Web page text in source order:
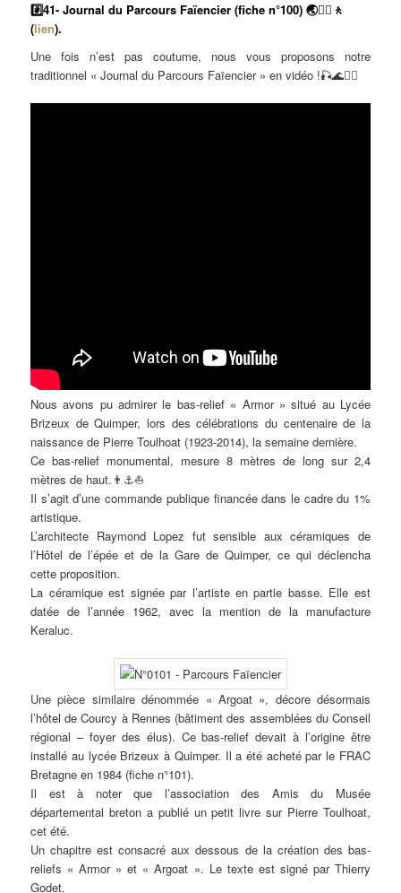
#️⃣41- Journal du Parcours Faïencier (fiche n°100) 🌏🚶‍♀️🚶
(lien).
Une fois n’est pas coutume, nous vous proposons notre
traditionnel « Journal du Parcours Faïencier » en vidéo !🎣🌊🧜‍♀️
Nous avons pu admirer le bas-relief « Armor » situé au Lycée
Brizeux de Quimper, lors des célébrations du centenaire de la
naissance de Pierre Toulhoat (1923-2014), la semaine dernière.
Ce bas-relief monumental, mesure 8 mètres de long sur 2,4
mètres de haut.👨⚓⛵
Il s’agit d’une commande publique financée dans le cadre du 1%
artistique.
L’architecte Raymond Lopez fut sensible aux céramiques de
l’Hôtel de l’épée et de la Gare de Quimper, ce qui déclencha
cette proposition.
La céramique est signée par l’artiste en partie basse. Elle est
datée de l’année 1962, avec la mention de la manufacture
Keraluc.
Une pièce similaire dénommée « Argoat », décore désormais
l’hôtel de Courcy à Rennes (bâtiment des assemblées du Conseil
régional – foyer des élus). Ce bas-relief devait à l’origine être
installé au lycée Brizeux à Quimper. Il a été acheté par le FRAC
Bretagne en 1984 (fiche n°101).
Il est à noter que l’association des Amis du Musée
départemental breton a publié un petit livre sur Pierre Toulhoat,
cet été.
Un chapitre est consacré aux dessous de la création des bas-
reliefs « Armor » et « Argoat ». Le texte est signé par Thierry
Godet.